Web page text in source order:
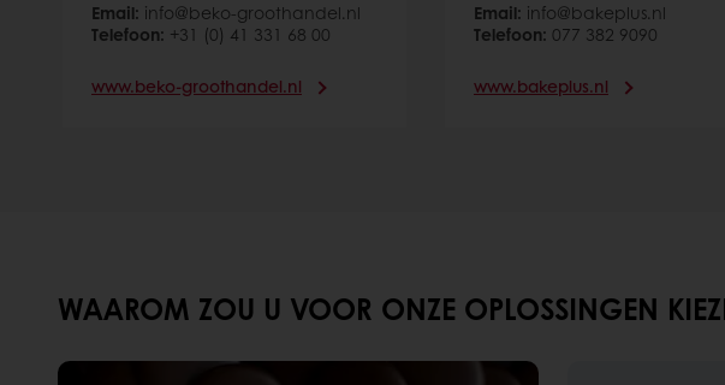
Email: info@beko-groothandel.nl
Telefoon: +31 (0) 41 331 68 00
www.beko-groothandel.nl
Email: info@bakeplus.nl
Telefoon: 077 382 9090
www.bakeplus.nl
WAAROM ZOU U VOOR ONZE OPLOSSINGEN